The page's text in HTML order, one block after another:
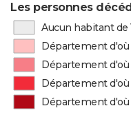
Les personnes
Aucun habitant
Département
Département
Département
Département d'où